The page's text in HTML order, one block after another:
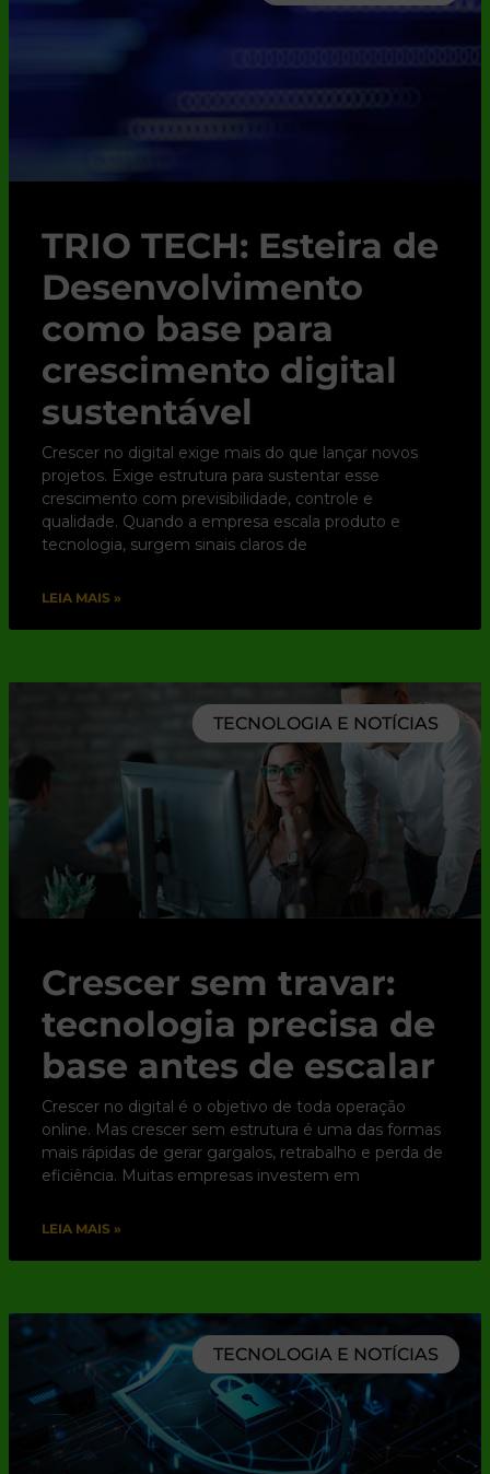
TRIO TECH: Esteira de
Desenvolvimento
como base para
crescimento digital
sustentável
Crescer no digital exige mais do que lançar novos
projetos. Exige estrutura para sustentar esse
crescimento com previsibilidade, controle e
qualidade. Quando a empresa escala produto e
tecnologia, surgem sinais claros de
LEIA MAIS »
TECNOLOGIA E NOTÍCIAS
Crescer sem travar:
tecnologia precisa de
base antes de escalar
Crescer no digital é o objetivo de toda operação
online. Mas crescer sem estrutura é uma das formas
mais rápidas de gerar gargalos, retrabalho e perda de
eficiência. Muitas empresas investem em
LEIA MAIS »
TECNOLOGIA E NOTÍCIAS